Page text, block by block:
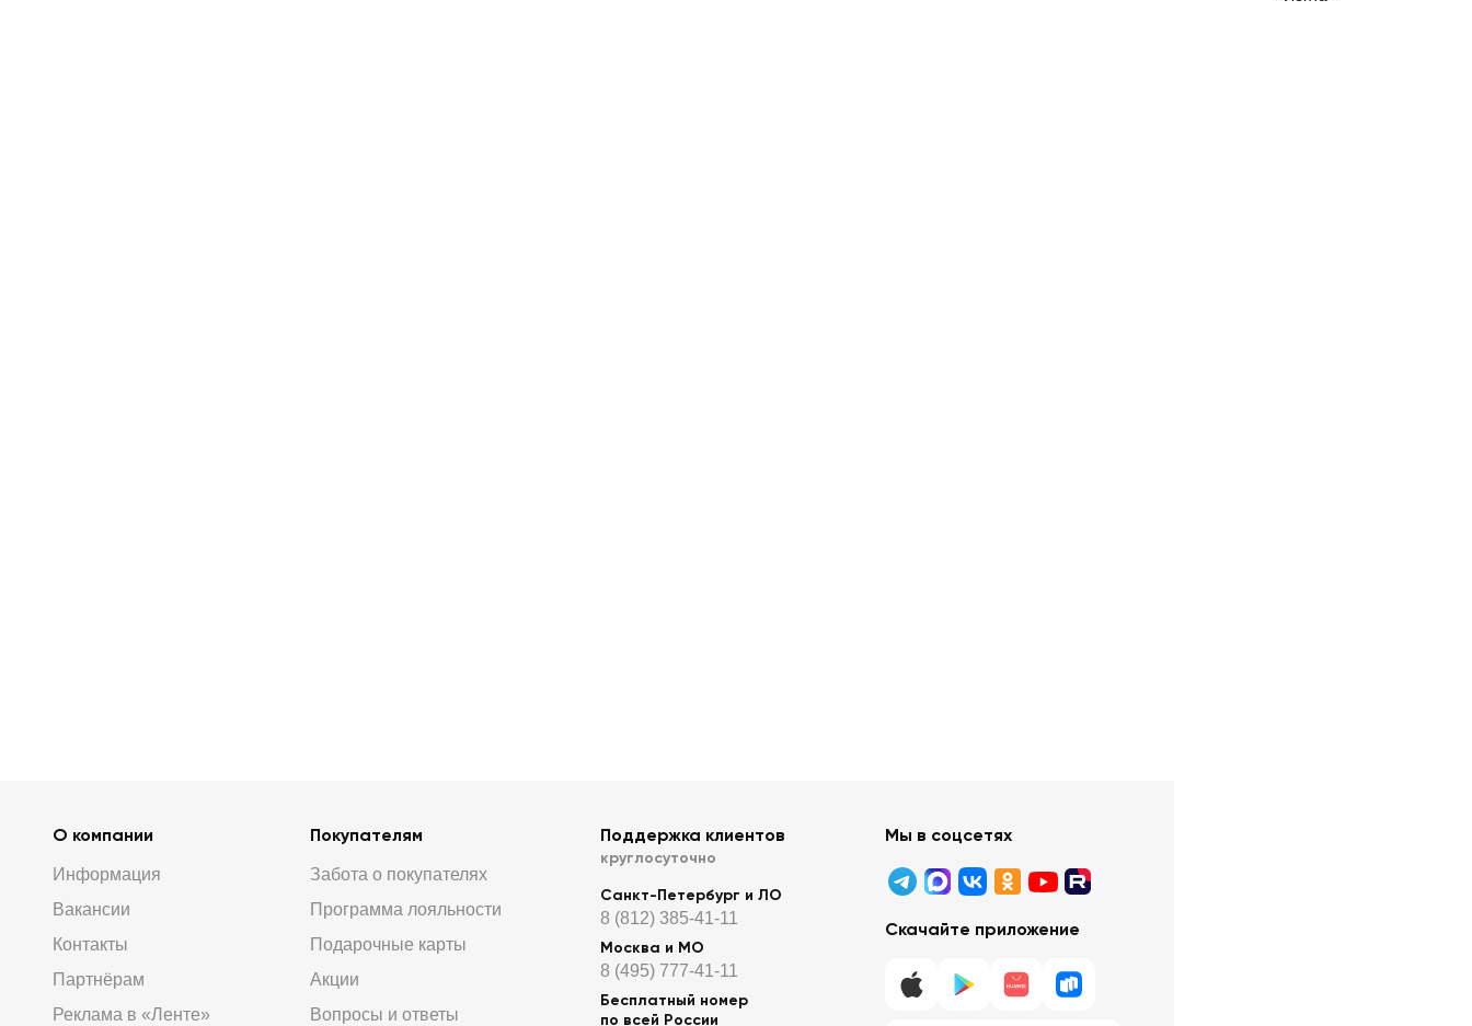
О компании
Информация
Вакансии
Контакты
Партнёрам
Реклама в «Ленте»
Покупателям
Забота о покупателях
Программа лояльности
Подарочные карты
Акции
Вопросы и ответы
Поддержка клиентов
круглосуточно
Санкт-Петербург и ЛО
8 (812) 385-41-11
Москва и МО
8 (495) 777-41-11
Бесплатный номер
по всей России
Мы в соцсетях
Скачайте приложение